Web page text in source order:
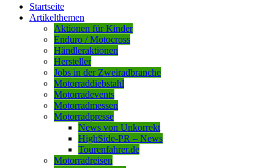
Startseite
Artikelthemen
Aktionen für Kinder
Enduro / Motocross
Händleraktionen
Hersteller
Jobs in der Zweiradbranche
Motorraddiebstahl
Motorradevents
Motorradmessen
Motorradpresse
News von Unkorrekt
HighSide-PR – News
Tourenfahrer.de
Motorradreisen